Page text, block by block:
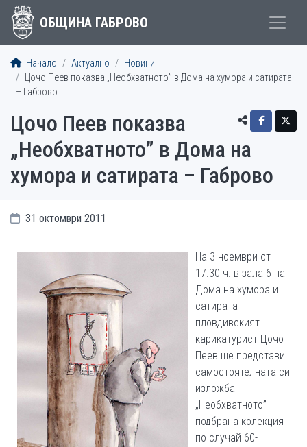
ОБЩИНА ГАБРОВО
Начало Актуално
Новини
Цочо Пеев показва „Необхватното” в Дома на хумора и сатирата
– Габрово
Цочо Пеев показва
„Необхватното” в Дома на
хумора и сатирата – Габрово
31 октомври 2011
На 3 ноември от
17.30 ч. в зала 6 на
Дома на хумора и
сатирата
пловдивският
карикатурист Цочо
Пеев ще представи
самостоятелната си
изложба
„Необхватното” –
подбрана колекция
по случай 60-